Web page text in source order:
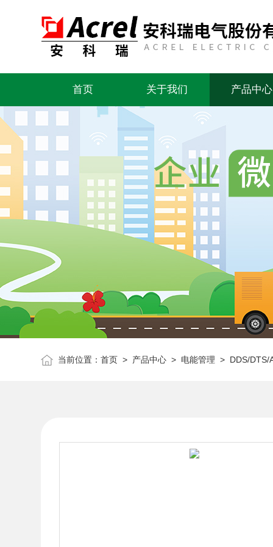
首页 关于我们 产品中心
当前位置：首页 > 产品中心 > 电能管理 > DDS/DTS/